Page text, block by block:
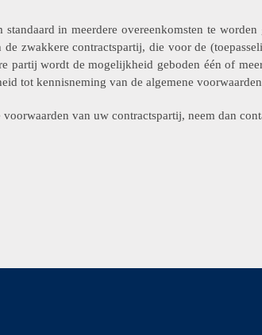
in meerdere overeenkomsten te worden
zwakkere contractspartij, die voor de
partij wordt de mogelijkheid geboden één of
tot kennisneming van de algemene
van uw contractspartij, neem dan